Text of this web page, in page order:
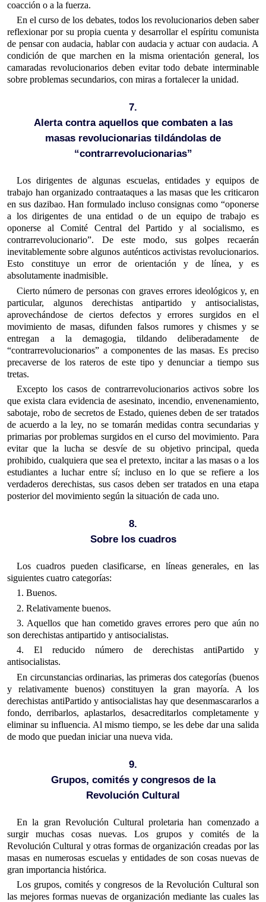
coacción o a la fuerza.
En el curso de los debates, todos los revolucionarios deben saber
reflexionar por su propia cuenta y desarrollar el espíritu comunista
de pensar con audacia, hablar con audacia y actuar con audacia. A
condición de que marchen en la misma orientación general, los
camaradas revolucionarios deben evitar todo debate interminable
sobre problemas secundarios, con miras a fortalecer la unidad.
7.
Alerta contra aquellos que combaten a las
masas revolucionarias tildándolas de
“contrarrevolucionarias”
Los dirigentes de algunas escuelas, entidades y equipos de
trabajo han organizado contraataques a las masas que les criticaron
en sus dazibao. Han formulado incluso consignas como “oponerse
a los dirigentes de una entidad o de un equipo de trabajo es
oponerse al Comité Central del Partido y al socialismo, es
contrarrevolucionario”. De este modo, sus golpes recaerán
inevitablemente sobre algunos auténticos activistas revolucionarios.
Esto constituye un error de orientación y de línea, y es
absolutamente inadmisible.
Cierto número de personas con graves errores ideológicos y, en
particular, algunos derechistas antipartido y antisocialistas,
aprovechándose de ciertos defectos y errores surgidos en el
movimiento de masas, difunden falsos rumores y chismes y se
entregan a la demagogia, tildando deliberadamente de
“contrarrevolucionarios” a componentes de las masas. Es preciso
precaverse de los rateros de este tipo y denunciar a tiempo sus
tretas.
Excepto los casos de contrarrevolucionarios activos sobre los
que exista clara evidencia de asesinato, incendio, envenenamiento,
sabotaje, robo de secretos de Estado, quienes deben de ser tratados
de acuerdo a la ley, no se tomarán medidas contra secundarias y
primarias por problemas surgidos en el curso del movimiento. Para
evitar que la lucha se desvíe de su objetivo principal, queda
prohibido, cualquiera que sea el pretexto, incitar a las masas o a los
estudiantes a luchar entre sí; incluso en lo que se refiere a los
verdaderos derechistas, sus casos deben ser tratados en una etapa
posterior del movimiento según la situación de cada uno.
8.
Sobre los cuadros
Los cuadros pueden clasificarse, en líneas generales, en las
siguientes cuatro categorías:
1. Buenos.
2. Relativamente buenos.
3. Aquellos que han cometido graves errores pero que aún no
son derechistas antipartido y antisocialistas.
4. El reducido número de derechistas antiPartido y
antisocialistas.
En circunstancias ordinarias, las primeras dos categorías (buenos
y relativamente buenos) constituyen la gran mayoría. A los
derechistas antiPartido y antisocialistas hay que desenmascararlos a
fondo, derribarlos, aplastarlos, desacreditarlos completamente y
eliminar su influencia. Al mismo tiempo, se les debe dar una salida
de modo que puedan iniciar una nueva vida.
9.
Grupos, comités y congresos de la
Revolución Cultural
En la gran Revolución Cultural proletaria han comenzado a
surgir muchas cosas nuevas. Los grupos y comités de la
Revolución Cultural y otras formas de organización creadas por las
masas en numerosas escuelas y entidades de son cosas nuevas de
gran importancia histórica.
Los grupos, comités y congresos de la Revolución Cultural son
las mejores formas nuevas de organización mediante las cuales las